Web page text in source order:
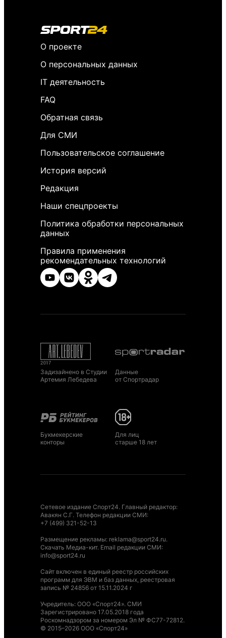
О проекте
О персональных данных
IT деятельность
FAQ
Обратная связь
Для СМИ
Пользовательское соглашение
История версий
Редакция
Наши спецпроекты
Политика обработки персональных
данных
Правила применения
рекомендательных технологий
Задизайнено в Студии
Артемия Лебедева
Данные
от Спортрадар
Букмекерские
конторы
Для лиц
старше 18 лет
Сетевое издание Спорт24. Главный редактор:
Авакян С.Г. Телефон редакции СМИ:
+7 (499) 321-52-13
Размещение рекламы: reklama@sport24.ru.
Скачать Медиа-кит. Email редакции СМИ:
info@sport24.ru
Сайт включен в единый реестр российских
программ для ЭВМ и баз данных, реестровая
запись № 24856 от 15.11.2024 г
Учредитель: ООО «Спорт24». СМИ
Зарегистрировано 17.05.2018 года
Роскомнадзором за номером Эл № ФС77-72812.
© 2015–2026 ООО «Спорт24»